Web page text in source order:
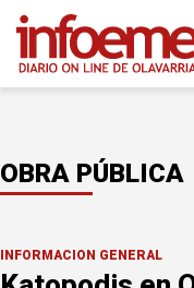
OBRA PÚBLICA
INFORMACION GENERAL